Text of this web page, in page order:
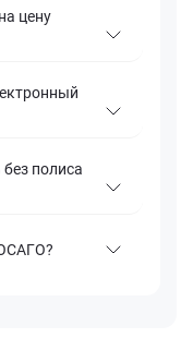
цену
без полиса